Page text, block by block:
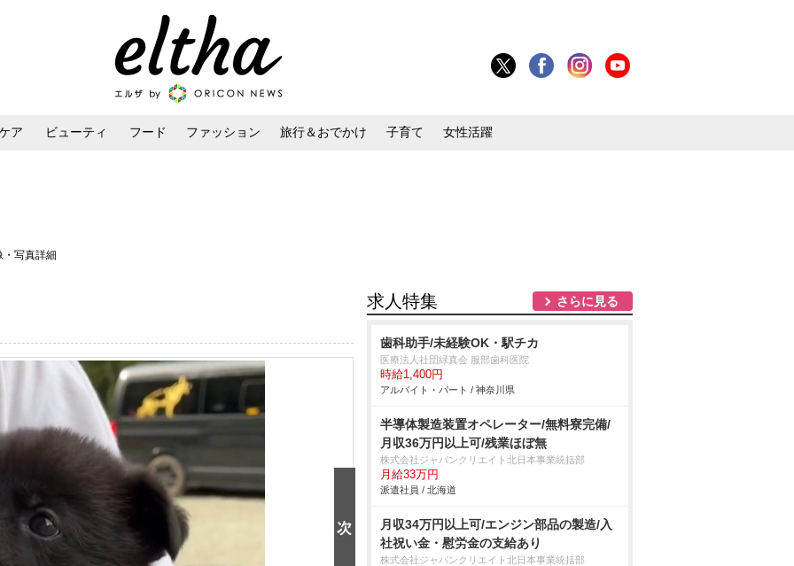
ア ビューティ フード ファッション 旅行＆おでかけ 子育て 女性活躍
・写真詳細
求人特集 さらに見る
歯科助手/未経験OK・駅チカ
医療法人社団緑真会 服部歯科医院
時給1,400円
アルバイト・パート / 神奈川県
半導体製造装置オペレーター/無料寮完備/
月収36万円以上可/残業ほぼ無
株式会社ジャパンクリエイト北日本事業統括部
月給33万円
派遣社員 / 北海道
月収34万円以上可/エンジン部品の製造/入
社祝い金・慰労金の支給あり
株式会社ジャパンクリエイト北日本事業統括部